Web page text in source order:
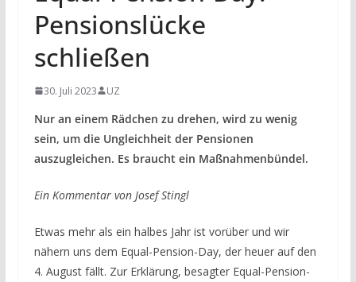
Pensionslücke
schließen
30. Juli 2023 UZ
Nur an einem Rädchen zu drehen, wird zu wenig
sein, um die Ungleichheit der Pensionen
auszugleichen. Es braucht ein Maßnahmenbündel.
Ein Kommentar von Josef Stingl
Etwas mehr als ein halbes Jahr ist vorüber und wir
nähern uns dem Equal-Pension-Day, der heuer auf den
4. August fällt. Zur Erklärung, besagter Equal-Pension-